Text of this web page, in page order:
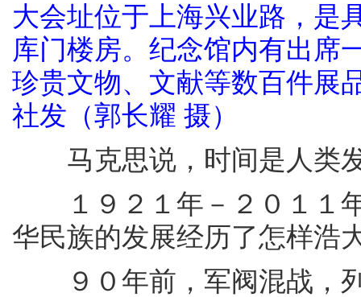
大会址位于上海兴业路，是
库门楼房。纪念馆内有出席
珍贵文物、文献等数百件展
社发（郭长耀 摄）
马克思说，时间是人类
１９２１年－２０１１年
华民族的发展经历了怎样浩
９０年前，军阀混战，列